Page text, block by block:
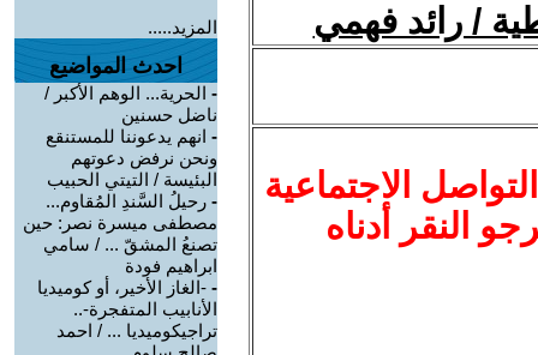
/ رائد فهمي
الاجتماعية
النقر أدناه
المزيد.....
احدث المواضيع
- الحرية... الوهم الأكبر /
ناضل حسنين
- انهم يدعوننا للمستنقع
ونحن نرفض دعوتهم
البئيسة / التيتي الحبيب
- رحيلُ السَّندِ المُقاوم...
مصطفى ميسرة نصر: حين
تصنعُ المشقّ ... / سامي
ابراهيم فودة
- -الغاز الأخير، أو كوميديا
الأنابيب المتفجرة-..
تراجيكوميديا ... / احمد